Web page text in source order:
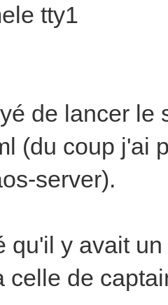
tty1
de lancer le
(du coup j'ai
server).
qu'il y avait
celle de